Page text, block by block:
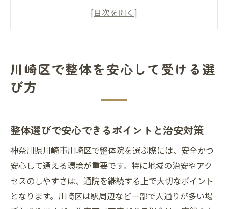
川崎区の整体で重視したい信頼性の見分け
整体 ボキボキ施術とやさしい整体の特徴
慢性不調に整体とボディケアが効く理由
ボディケアが整体と組み合わさるメリット
整体で自律神経ケアを実現する仕組み
整体やボディケアで期待できる持続効果
安全な通院のために知るべき整体の基礎
川崎区で整体を安心して受ける選
び方
整体選びで安心できるポイントと治安対策
神奈川県川崎市川崎区で整体院を選ぶ際には、安全かつ
安心して通える環境が重要です。特に地域の治安やアク
セスのしやすさは、通院を継続する上で大切なポイント
となります。川崎区は駅周辺など一部で人通りが多い場